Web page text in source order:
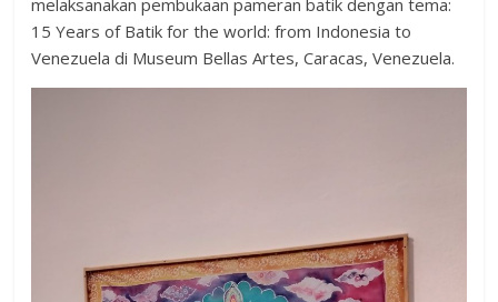
melaksanakan pembukaan pameran batik dengan tema:
15 Years of Batik for the world: from Indonesia to
Venezuela di Museum Bellas Artes, Caracas, Venezuela.